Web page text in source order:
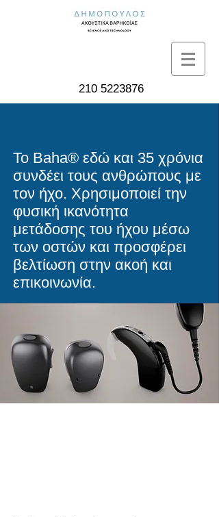
210 5223876
Το Baha® εδώ και 35 χρόνια
συνδέει τους ανθρώπους με
τον ήχο. Χρησιμοποιεί την
φυσική ικανότητα
μετάδοσης του ήχου μέσω
των οστών και προσφέρει
βελτίωση στην ακοή και
επικοινωνία.